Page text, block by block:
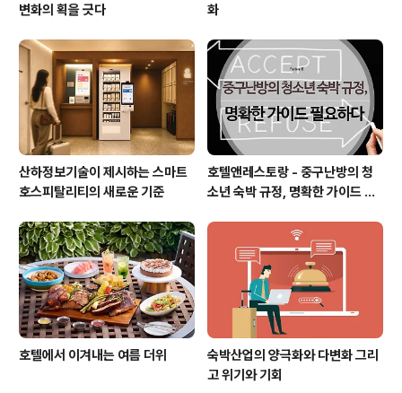
변화의 획을 긋다
화
산하정보기술이 제시하는 스마트
호스피탈리티의 새로운 기준
호텔앤레스토랑 - 중구난방의 청
소년 숙박 규정, 명확한 가이드 필
호텔에서 이겨내는 여름 더위
숙박산업의 양극화와 다변화 그리
고 위기와 기회